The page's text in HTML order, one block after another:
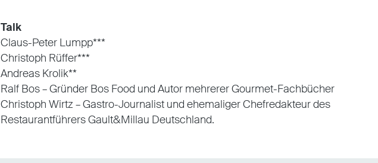
Talk
Claus-Peter Lumpp***
Christoph Rüffer***
Andreas Krolik**
Ralf Bos – Gründer Bos Food und Autor mehrerer Gourmet-Fachbücher
Christoph Wirtz – Gastro-Journalist und ehemaliger Chefredakteur des
Restaurantführers Gault&Millau Deutschland.